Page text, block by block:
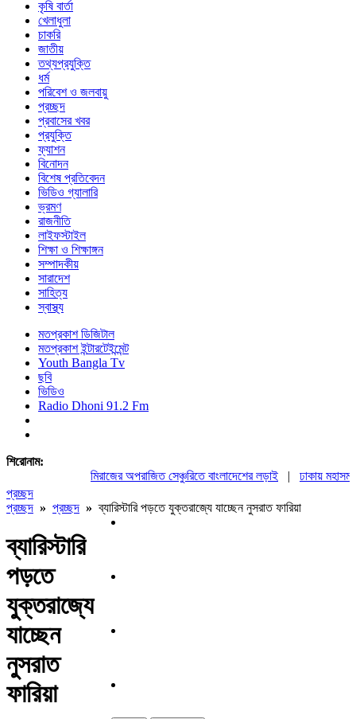
কৃষি বার্তা
খেলাধুলা
চাকরি
জাতীয়
তথ্যপ্রযুক্তি
ধর্ম
পরিবেশ ও জলবায়ু
প্রচ্ছদ
প্রবাসের খবর
প্রযুক্তি
ফ্যাশন
বিনোদন
বিশেষ প্রতিবেদন
ভিডিও গ্যালারি
ভ্রমণ
রাজনীতি
লাইফস্টাইল
শিক্ষা ও শিক্ষাঙ্গন
সম্পাদকীয়
সারাদেশ
সাহিত্য
স্বাস্থ্য
মতপ্রকাশ ডিজিটাল
মতপ্রকাশ ইন্টারটেইন্মেন্ট
Youth Bangla Tv
ছবি
ভিডিও
Radio Dhoni 91.2 Fm
শিরোনাম:
মিরাজের অপরাজিত সেঞ্চুরিতে বাংলাদেশের লড়াই| ঢাকায়
প্রচ্ছদ
প্রচ্ছদ » প্রচ্ছদ »ব্যারিস্টারি পড়তে যুক্তরাজ্যে যাচ্ছেন নুসরাত ফারিয়া
ব্যারিস্টারি
পড়তে
যুক্তরাজ্যে
যাচ্ছেন
নুসরাত
ফারিয়া